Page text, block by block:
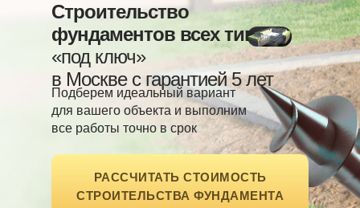
Подберем идеальный вариант
для вашего объекта и выполним
все работы точно в срок
Строительство
фундаментов всех типов
«под ключ»
в Москве c гарантией 5 лет
РАССЧИТАТЬ СТОИМОСТЬ
СТРОИТЕЛЬСТВА ФУНДАМЕНТА